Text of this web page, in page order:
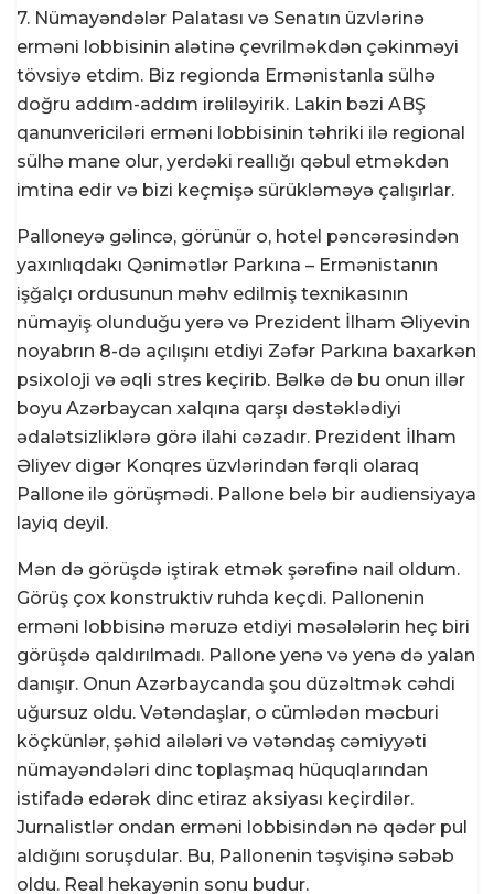
7. Nümayəndələr Palatası və Senatın üzvlərinə
erməni lobbisinin alətinə çevrilməkdən çəkinməyi
tövsiyə etdim. Biz regionda Ermənistanla sülhə
doğru addım-addım irəliləyirik. Lakin bəzi ABŞ
qanunvericiləri erməni lobbisinin təhriki ilə regional
sülhə mane olur, yerdəki reallığı qəbul etməkdən
imtina edir və bizi keçmişə sürükləməyə çalışırlar.
Palloneyə gəlincə, görünür o, hotel pəncərəsindən
yaxınlıqdakı Qənimətlər Parkına – Ermənistanın
işğalçı ordusunun məhv edilmiş texnikasının
nümayiş olunduğu yerə və Prezident İlham Əliyevin
noyabrın 8-də açılışını etdiyi Zəfər Parkına baxarkən
psixoloji və əqli stres keçirib. Bəlkə də bu onun illər
boyu Azərbaycan xalqına qarşı dəstəklədiyi
ədalətsizliklərə görə ilahi cəzadır. Prezident İlham
Əliyev digər Konqres üzvlərindən fərqli olaraq
Pallone ilə görüşmədi. Pallone belə bir audiensiyaya
layiq deyil.
Mən də görüşdə iştirak etmək şərəfinə nail oldum.
Görüş çox konstruktiv ruhda keçdi. Pallonenin
erməni lobbisinə məruzə etdiyi məsələlərin heç biri
görüşdə qaldırılmadı. Pallone yenə və yenə də yalan
danışır. Onun Azərbaycanda şou düzəltmək cəhdi
uğursuz oldu. Vətəndaşlar, o cümlədən məcburi
köçkünlər, şəhid ailələri və vətəndaş cəmiyyəti
nümayəndələri dinc toplaşmaq hüquqlarından
istifadə edərək dinc etiraz aksiyası keçirdilər.
Jurnalistlər ondan erməni lobbisindən nə qədər pul
aldığını soruşdular. Bu, Pallonenin təşvişinə səbəb
oldu. Real hekayənin sonu budur.